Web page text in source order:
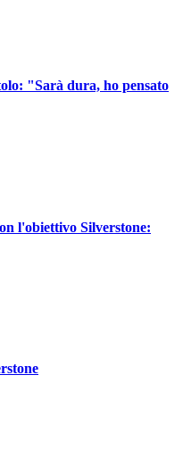
"Sarà dura, ho pensato
l'obiettivo Silverstone: